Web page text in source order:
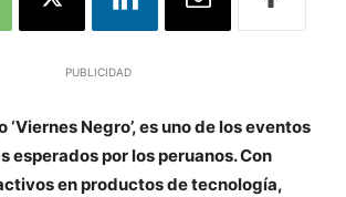
PUBLICIDAD
‘Viernes Negro’, es uno de los eventos
esperados por los peruanos. Con
en productos de tecnología,